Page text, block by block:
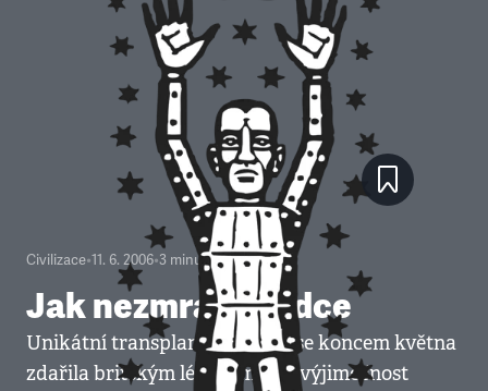
Civilizace•11. 6. 2006•3 minuty
Jak nezmrazit srdce
Unikátní transplantace srdce se koncem května
zdařila britským lékařům. Její výjimečnost